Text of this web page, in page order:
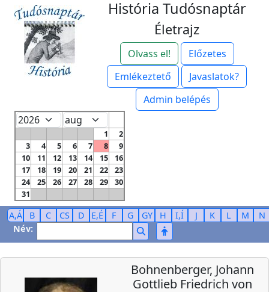
História Tudósnaptár
Életrajz
Olvass el!
Előzetes
Emlékeztető
Javaslatok?
Admin belépés
1
2
3
4 5 6 7 8
9
10
11 12 13 14 15
16
17
18 19 20 21 22
23
24
25 26 27 28 29
30
31
A,Á B C CS D E,É F G GY H I,Í J K L M
N
Név:
Bohnenberger, Johann
Gottlieb Friedrich von